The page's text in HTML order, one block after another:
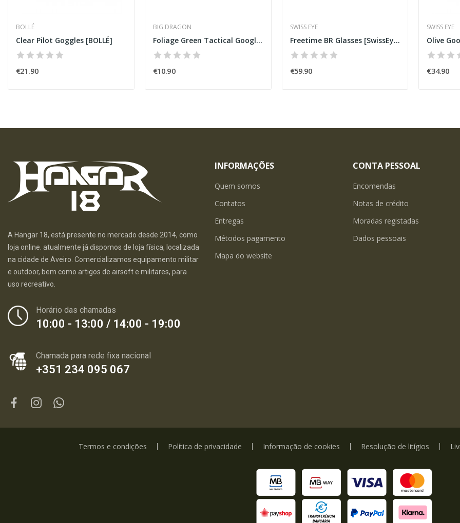
BOLLÉ
Clear Pilot Goggles [BOLLÉ]
€21.90
BIG DRAGON
Foliage Green Tactical Googles with Steel Net
€10.90
SWISS EYE
Freetime BR Glasses [SwissEye]
€59.90
SWISS EYE
€34.90
A Hangar 18, está presente no mercado desde 2014, como
loja online. atualmente já dispomos de loja física, localizada
na cidade de Aveiro. Comercializamos equipamento militar
e outdoor, bem como artigos de airsoft e militares, para
uso recreativo.
Horário das chamadas
10:00 - 13:00 / 14:00 - 19:00
Chamada para rede fixa nacional
+351 234 095 067
INFORMAÇÕES
Quem somos
Contatos
Entregas
Métodos pagamento
Mapa do website
CONTA PESSOAL
Encomendas
Notas de crédito
Moradas registadas
Dados pessoais
Termos e condições Política de privacidade Informação de cookies Resolução de litígios